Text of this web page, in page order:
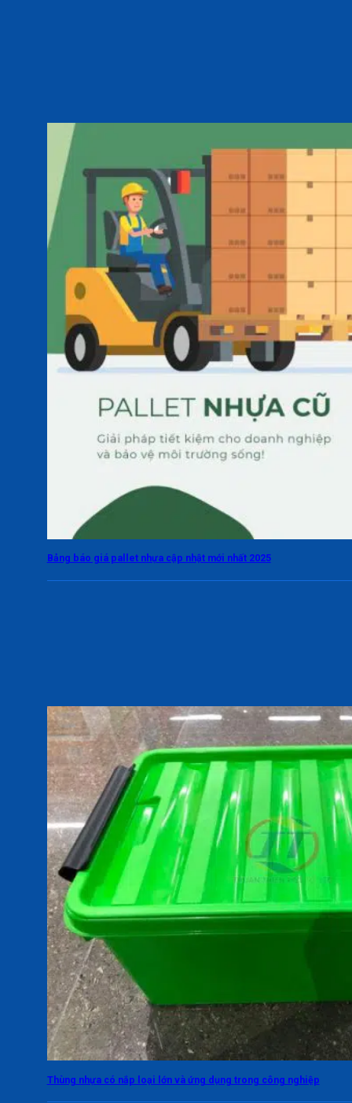
Bảng báo giá pallet nhựa cập nhật mới nhất 2025
Thùng nhựa có nắp loại lớn và ứng dụng trong công nghiệp